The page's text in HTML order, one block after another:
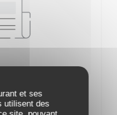
et ses
utilisent des
Sera
Clientèle